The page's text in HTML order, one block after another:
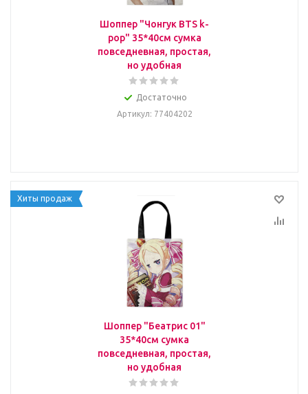
Шоппер "Чонгук BTS k-
pop" 35*40см сумка
повседневная, простая,
но удобная
Достаточно
Артикул: 77404202
Хиты продаж
Шоппер "Беатрис 01"
35*40см сумка
повседневная, простая,
но удобная